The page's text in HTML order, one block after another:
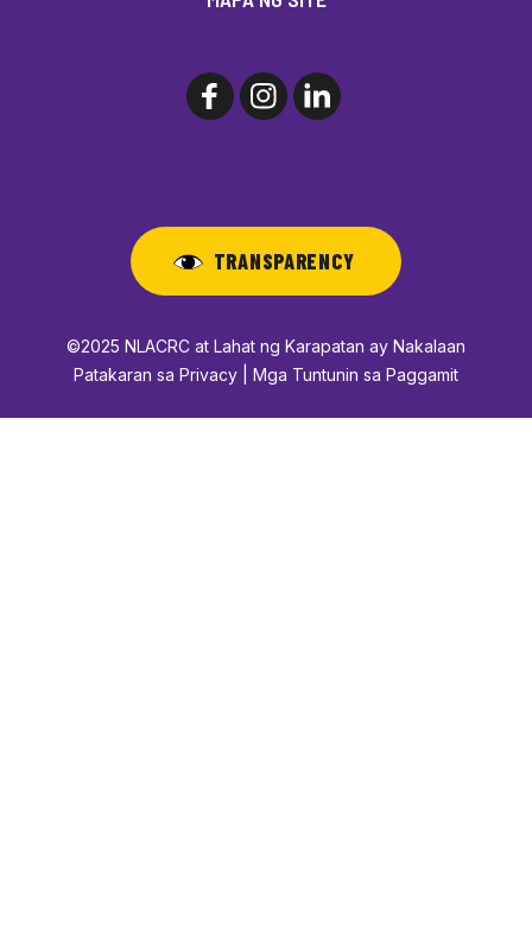
TRANSPARENCY
©2025 NLACRC at Lahat ng Karapatan ay Nakalaan
Patakaran sa Privacy | Mga Tuntunin sa Paggamit